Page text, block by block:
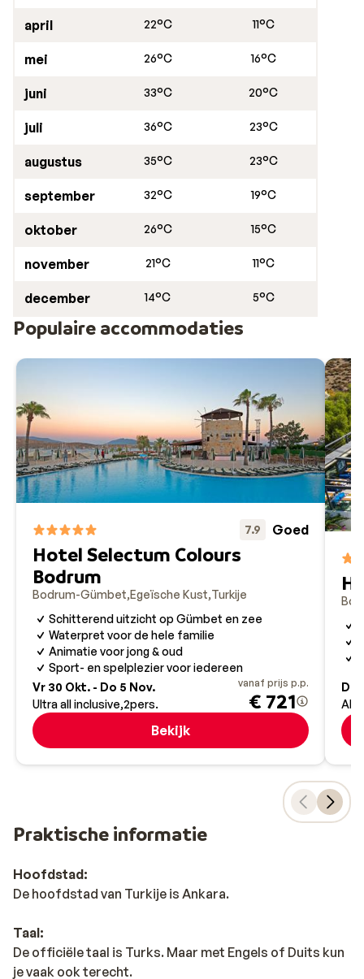
april 22°C 11°C
mei 26°C 16°C
juni 33°C 20°C
juli 36°C 23°C
augustus 35°C 23°C
september 32°C 19°C
oktober 26°C 15°C
november 21°C 11°C
december 14°C 5°C
Populaire accommodaties
7.9 Goed
Hotel Selectum Colours
Bodrum
Bodrum-Gümbet Egeïsche Kust Turkije
Schitterend uitzicht op Gümbet en zee
Waterpret voor de hele familie
Animatie voor jong & oud
Sport- en spelplezier voor iedereen
Vr 30 Okt. - Do 5 Nov.
Ultra all inclusive 2pers.
vanaf prijs p.p.
€ 721
Bekijk
Di
All
Praktische informatie
Hoofdstad:
De hoofdstad van Turkije is Ankara.
Taal:
De officiële taal is Turks. Maar met Engels of Duits kun
je vaak ook terecht.